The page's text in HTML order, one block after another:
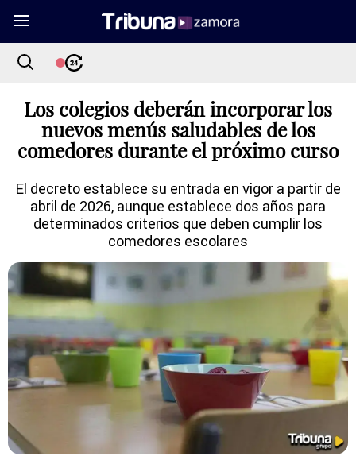
Los colegios deberán incorporar los
nuevos menús saludables de los
comedores durante el próximo curso
El decreto establece su entrada en vigor a partir de
abril de 2026, aunque establece dos años para
determinados criterios que deben cumplir los
comedores escolares